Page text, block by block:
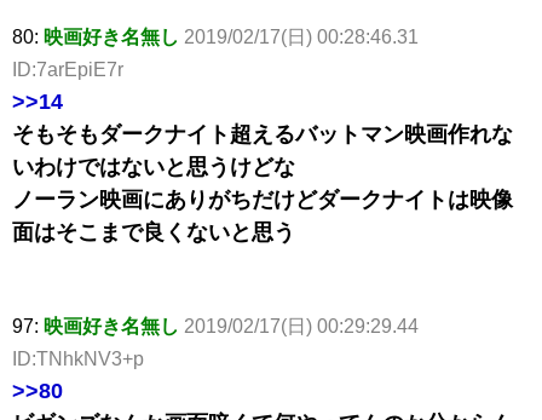
80: 映画好き名無し 2019/02/17(日) 00:28:46.31
ID:7arEpiE7r
>>14
そもそもダークナイト超えるバットマン映画作れな
いわけではないと思うけどな
ノーラン映画にありがちだけどダークナイトは映像
面はそこまで良くないと思う
97: 映画好き名無し 2019/02/17(日) 00:29:29.44
ID:TNhkNV3+p
>>80